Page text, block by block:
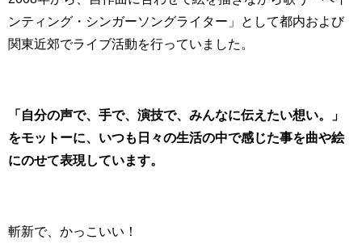
ンティング・シンガーソングライター」として都内および
関東近郊でライブ活動を行っていました。
「自分の声で、手で、演技で、みんなに伝えたい想い。」
をモットーに、いつも日々の生活の中で感じた事を曲や絵
にのせて表現しています。
斬新で、かっこいい！